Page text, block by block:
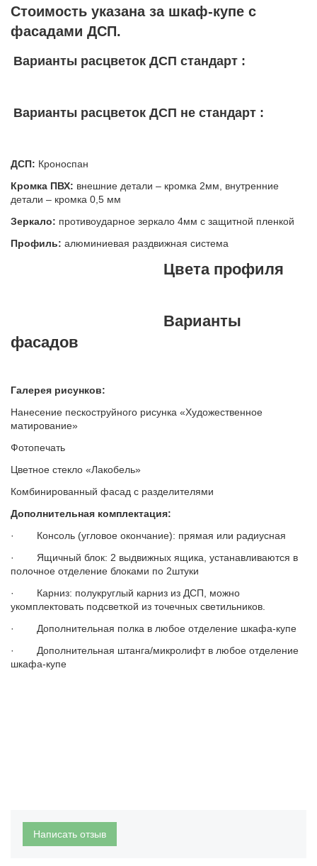
Стоимость указана за шкаф-купе с
фасадами ДСП.
Варианты расцветок ДСП стандарт :
Варианты расцветок ДСП не стандарт :
ДСП: Кроноспан
Кромка ПВХ: внешние детали – кромка 2мм, внутренние
детали – кромка 0,5 мм
Зеркало: противоударное зеркало 4мм с защитной пленкой
Профиль: алюминиевая раздвижная система
Цвета профиля
Варианты
фасадов
Галерея рисунков:
Нанесение пескоструйного рисунка «Художественное
матирование»
Фотопечать
Цветное стекло «Лакобель»
Комбинированный фасад с разделителями
Дополнительная комплектация:
· Консоль (угловое окончание): прямая или радиусная
· Ящичный блок: 2 выдвижных ящика, устанавливаются в
полочное отделение блоками по 2штуки
· Карниз: полукруглый карниз из ДСП, можно
укомплектовать подсветкой из точечных светильников.
· Дополнительная полка в любое отделение шкафа-купе
· Дополнительная штанга/микролифт в любое отделение
шкафа-купе
Написать отзыв